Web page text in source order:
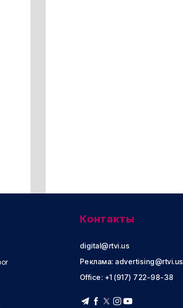
Контакты
digital@rtvi.us
Реклама: advertising@rtvi.us
Office: +1 (917) 722-98-38